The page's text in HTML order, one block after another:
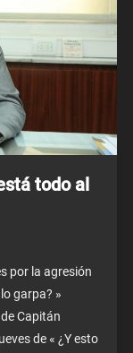
todo al
por la agresión
garpa? »
Capitán
de « ¿Y esto